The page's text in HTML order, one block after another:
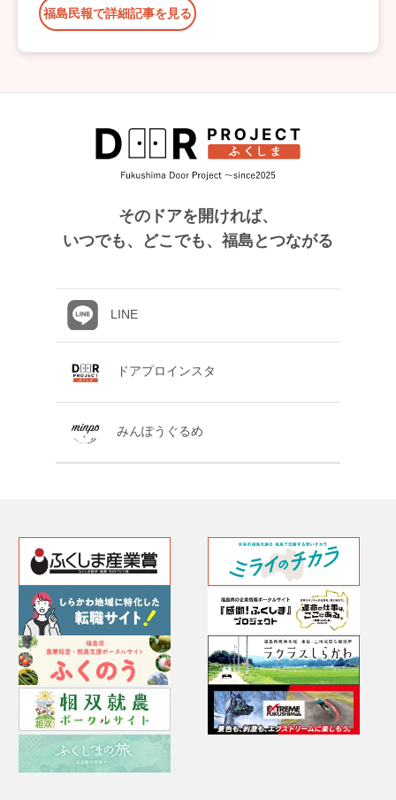
福島民報で詳細記事を見る
そのドアを開ければ、
いつでも、どこでも、福島とつながる
LINE
ドアプロインスタ
みんぽうぐるめ